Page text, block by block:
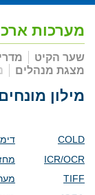
מערכות
שער הקיט
מצגת מנהלים
מילון
COLD
ICR/OCR
TIFF